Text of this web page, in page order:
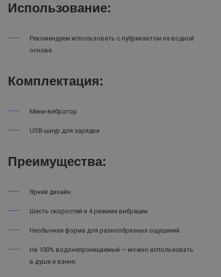
Использование:
Рекомендуем использовать с лубрикантом на водной
основе.
Комплектация:
Мини-вибратор
USB-шнур для зарядки
Преимущества:
Яркий дизайн.
Шесть скоростей и 4 режима вибрации.
Необычная форма для разнообразных ощущений.
На 100% водонепроницаемый — можно использовать
в душе и ванне.